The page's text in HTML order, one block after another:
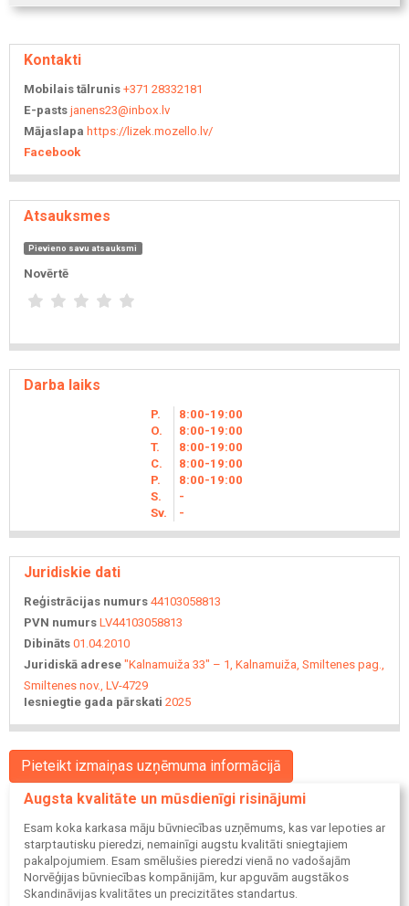
Kontakti
Mobilais tālrunis +371 28332181
E-pasts janens23@inbox.lv
Mājaslapa https://lizek.mozello.lv/
Facebook
Atsauksmes
Pievieno savu atsauksmi
Novērtē
Darba laiks
P. 8 00-19 00
O.
8 00-19 00
T.
8 00-19 00
C.
8 00-19 00
P.
8 00-19 00
S.
-
Sv.
-
Juridiskie dati
Reģistrācijas numurs 44103058813
PVN numurs LV44103058813
Dibināts 01.04.2010
Juridiskā adrese "Kalnamuiža 33" – 1, Kalnamuiža, Smiltenes pag.,
Smiltenes nov., LV-4729
Iesniegtie gada pārskati 2025
Pieteikt izmaiņas uzņēmuma informācijā
Augsta kvalitāte un mūsdienīgi risinājumi
Esam koka karkasa māju būvniecības uzņēmums, kas var lepoties ar
starptautisku pieredzi, nemainīgi augstu kvalitāti sniegtajiem
pakalpojumiem. Esam smēlušies pieredzi vienā no vadošajām
Norvēģijas būvniecības kompānijām, kur apguvām augstākos
Skandināvijas kvalitātes un precizitātes standartus.